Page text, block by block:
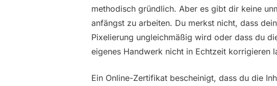
methodisch gründlich. Aber es gibt dir keine
anfängst zu arbeiten. Du merkst nicht, dass
Pixelierung ungleichmäßig wird oder dass du
eigenes Handwerk nicht in Echtzeit korrigieren
Ein Online-Zertifikat bescheinigt, dass du die